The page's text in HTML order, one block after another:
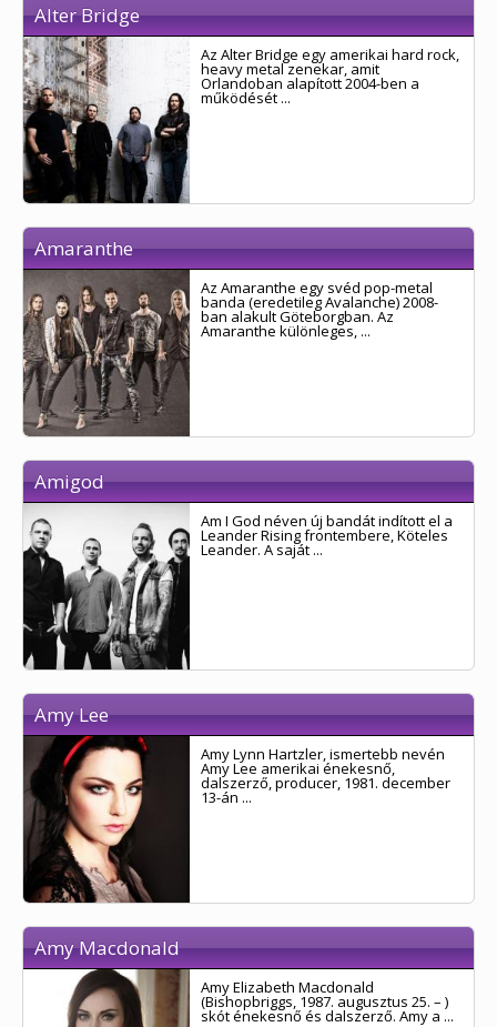
Alter Bridge
Az Alter Bridge egy amerikai hard rock,
heavy metal zenekar, amit
Orlandoban alapított 2004-ben a
működését ...
Amaranthe
Az Amaranthe egy svéd pop-metal
banda (eredetileg Avalanche) 2008-
ban alakult Göteborgban. Az
Amaranthe különleges, ...
Amigod
Am I God néven új bandát indított el a
Leander Rising frontembere, Köteles
Leander. A saját ...
Amy Lee
Amy Lynn Hartzler, ismertebb nevén
Amy Lee amerikai énekesnő,
dalszerző, producer, 1981. december
13-án ...
Amy Macdonald
Amy Elizabeth Macdonald
(Bishopbriggs, 1987. augusztus 25. – )
skót énekesnő és dalszerző. Amy a ...